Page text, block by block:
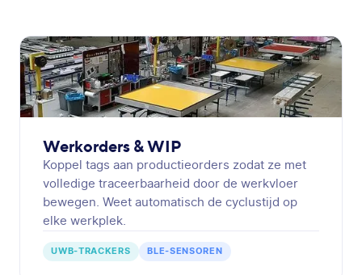
Werkorders & WIP
Koppel tags aan productieorders zodat ze met
volledige traceerbaarheid door de werkvloer
bewegen. Weet automatisch de cyclustijd op
elke werkplek.
UWB-TRACKERS BLE-SENSOREN